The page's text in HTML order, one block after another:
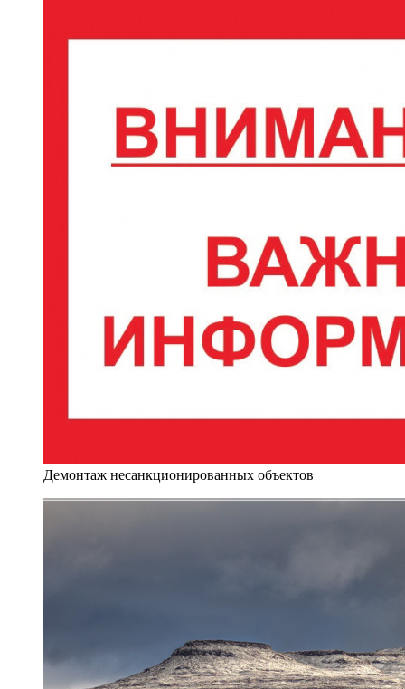
Демонтаж несанкционированных объектов